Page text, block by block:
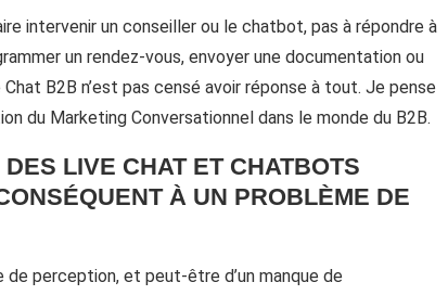
intervenir un conseiller ou le chatbot, pas à répondre à
un rendez-vous, envoyer une documentation ou
B2B n’est pas censé avoir réponse à tout. Je pense
du Marketing Conversationnel dans le monde du B2B.
LIVE CHAT ET CHATBOTS
À UN PROBLÈME DE
de perception, et peut-être d’un manque de